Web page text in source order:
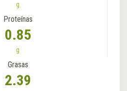
g
Proteínas
0.85
g
Grasas
2.39